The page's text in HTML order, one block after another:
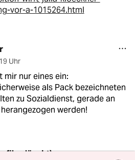
vor-a-1015264.html
Uhr
mir nur eines ein:
als Pack bezeichneten
zu Sozialdienst, gerade an
werden!
gelöscht)